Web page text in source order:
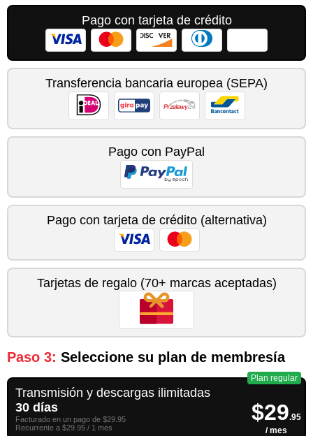
Pago con tarjeta de crédito
Transferencia bancaria europea (SEPA)
Pago con PayPal
Pago con tarjeta de crédito (alternativa)
Tarjetas de regalo (70+ marcas aceptadas)
Paso 3: Seleccione su plan de membresía
Transmisión y descargas ilimitadas
30 días
Facturado en un pago de $29.95
Recurrente a $29.95 / 1 mes
$29.95
/ mes
Plan regular